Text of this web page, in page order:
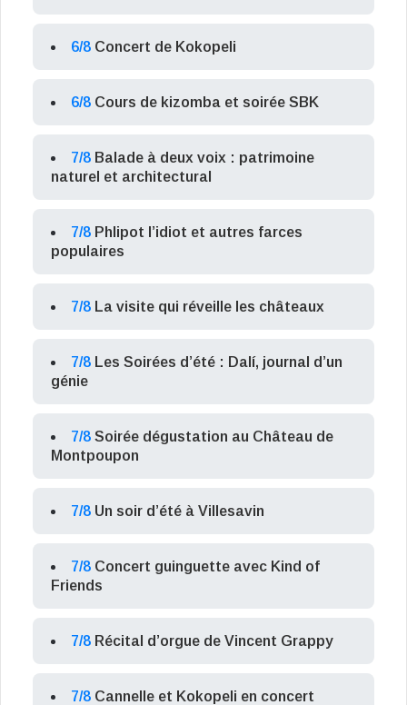
6/8 Concert de Kokopeli
6/8 Cours de kizomba et soirée SBK
7/8 Balade à deux voix : patrimoine
naturel et architectural
7/8 Phlipot l’idiot et autres farces
populaires
7/8 La visite qui réveille les châteaux
7/8 Les Soirées d’été : Dalí, journal d’un
génie
7/8 Soirée dégustation au Château de
Montpoupon
7/8 Un soir d’été à Villesavin
7/8 Concert guinguette avec Kind of
Friends
7/8 Récital d’orgue de Vincent Grappy
7/8 Cannelle et Kokopeli en concert